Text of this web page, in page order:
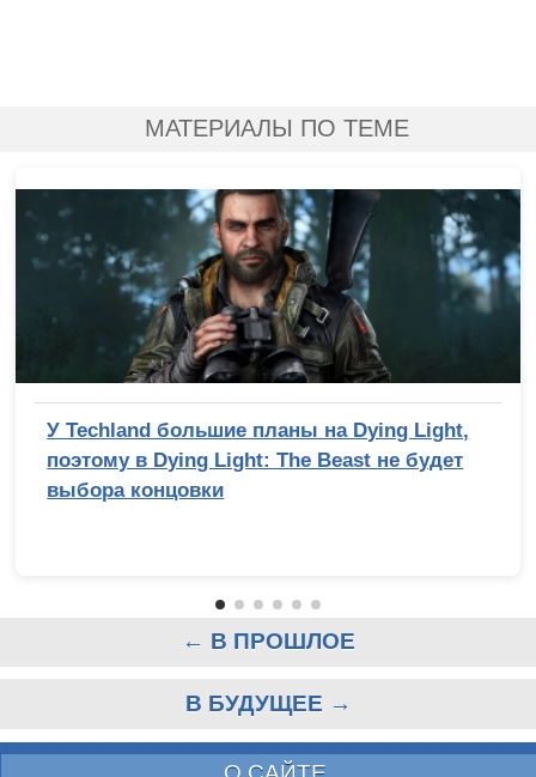
МАТЕРИАЛЫ ПО ТЕМЕ
У Techland большие планы на Dying Light,
поэтому в Dying Light: The Beast не будет
выбора концовки
← В ПРОШЛОЕ
В БУДУЩЕЕ →